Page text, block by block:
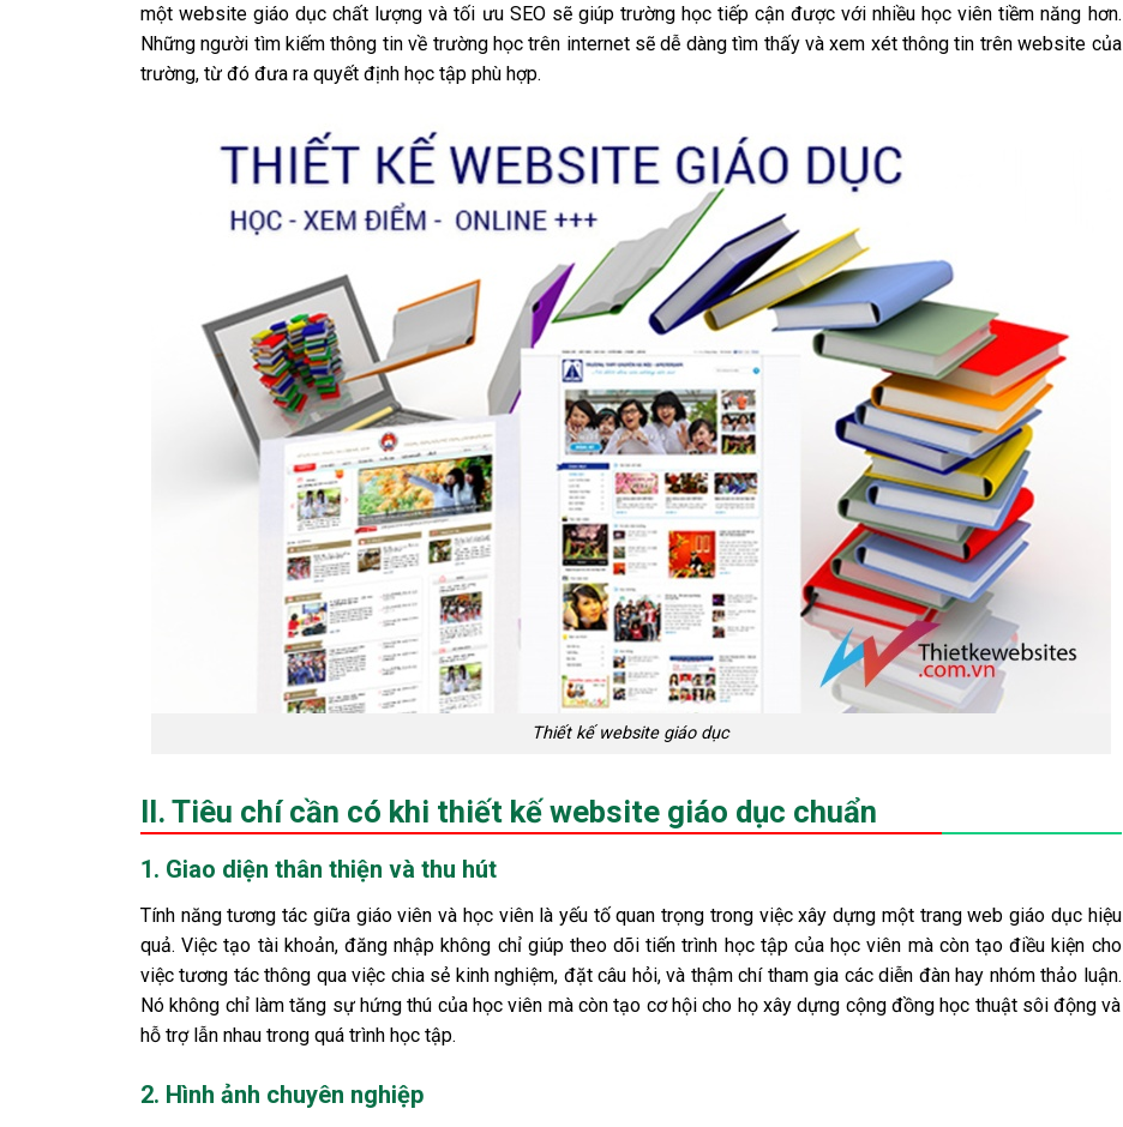
một website giáo dục chất lượng và tối ưu SEO sẽ giúp trường học tiếp cận được với nhiều học viên tiềm năng hơn.
Những người tìm kiếm thông tin về trường học trên internet sẽ dễ dàng tìm thấy và xem xét thông tin trên website của
trường, từ đó đưa ra quyết định học tập phù hợp.
Thiết kế website giáo dục
II. Tiêu chí cần có khi thiết kế website giáo dục chuẩn
1. Giao diện thân thiện và thu hút
Tính năng tương tác giữa giáo viên và học viên là yếu tố quan trọng trong việc xây dựng một trang web giáo dục hiệu
quả. Việc tạo tài khoản, đăng nhập không chỉ giúp theo dõi tiến trình học tập của học viên mà còn tạo điều kiện cho
việc tương tác thông qua việc chia sẻ kinh nghiệm, đặt câu hỏi, và thậm chí tham gia các diễn đàn hay nhóm thảo luận.
Nó không chỉ làm tăng sự hứng thú của học viên mà còn tạo cơ hội cho họ xây dựng cộng đồng học thuật sôi động và
hỗ trợ lẫn nhau trong quá trình học tập.
2. Hình ảnh chuyên nghiệp